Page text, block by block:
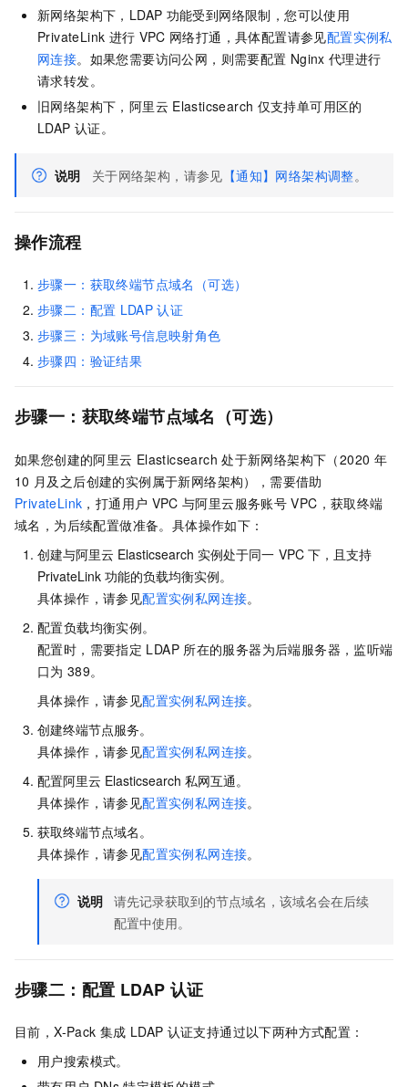
新网络架构下，LDAP 功能受到网络限制，您可以使用
PrivateLink 进行 VPC 网络打通，具体配置请参见配置实例私
网连接。如果您需要访问公网，则需要配置 Nginx 代理进行
请求转发。
旧网络架构下，阿里云 Elasticsearch 仅支持单可用区的
LDAP 认证。
说明 关于网络架构，请参见 【通知】网络架构调整。
操作流程
步骤一：获取终端节点域名（可选）
步骤二：配置 LDAP 认证
步骤三：为域账号信息映射角色
步骤四：验证结果
步骤一：获取终端节点域名（可选）
如果您创建的阿里云 Elasticsearch 处于新网络架构下（2020 年
10 月及之后创建的实例属于新网络架构），需要借助
PrivateLink ，打通用户 VPC 与阿里云服务账号 VPC，获取终端
域名，为后续配置做准备。具体操作如下：
创建与阿里云 Elasticsearch 实例处于同一 VPC 下，且支持
PrivateLink 功能的负载均衡实例。
具体操作，请参见配置实例私网连接。
配置负载均衡实例。
配置时，需要指定 LDAP 所在的服务器为后端服务器，监听端
口为 389。
具体操作，请参见配置实例私网连接。
创建终端节点服务。
具体操作，请参见配置实例私网连接。
配置阿里云 Elasticsearch 私网互通。
具体操作，请参见配置实例私网连接。
获取终端节点域名。
具体操作，请参见配置实例私网连接。
说明 请先记录获取到的节点域名，该域名会在后续
配置中使用。
步骤二：配置 LDAP 认证
目前，X-Pack 集成 LDAP 认证支持通过以下两种方式配置：
用户搜索模式。